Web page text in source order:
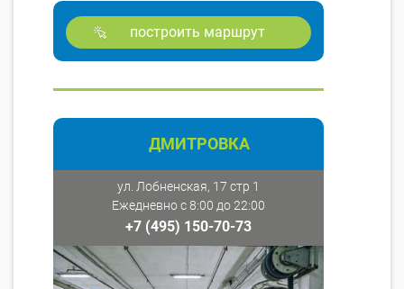
построить маршрут
ДМИТРОВКА
ул. Лобненская, 17 стр 1
Ежедневно с 8:00 до 22:00
+7 (495) 150-70-73